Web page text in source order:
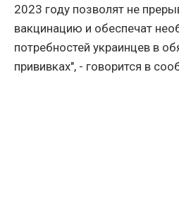
2023 году позволят не
вакцинацию и обеспечат
потребностей украинцев в
прививках", - говорится в